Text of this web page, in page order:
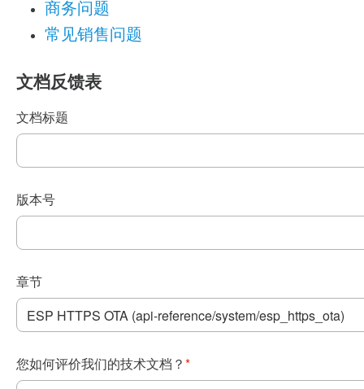
商务问题
常见销售问题
文档反馈表
文档标题
版本号
章节
您如何评价我们的技术文档？ *